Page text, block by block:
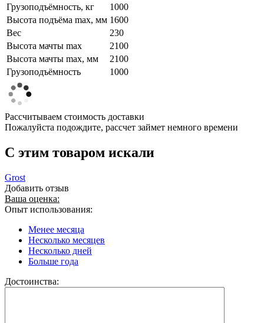
Грузоподъёмность, кг
1000
Высота подъёма max, мм 1600
Вес
230
Высота мачты max
2100
Высота мачты max, мм
2100
Грузоподъёмность
1000
Рассчитываем стоимость доставки
Пожалуйста подождите, рассчет займет немного времени
C этим товаром искали
Grost
Добавить отзыв
Ваша оценка:
Опыт использования:
Менее месяца
Несколько месяцев
Несколько дней
Больше года
Достоинства: